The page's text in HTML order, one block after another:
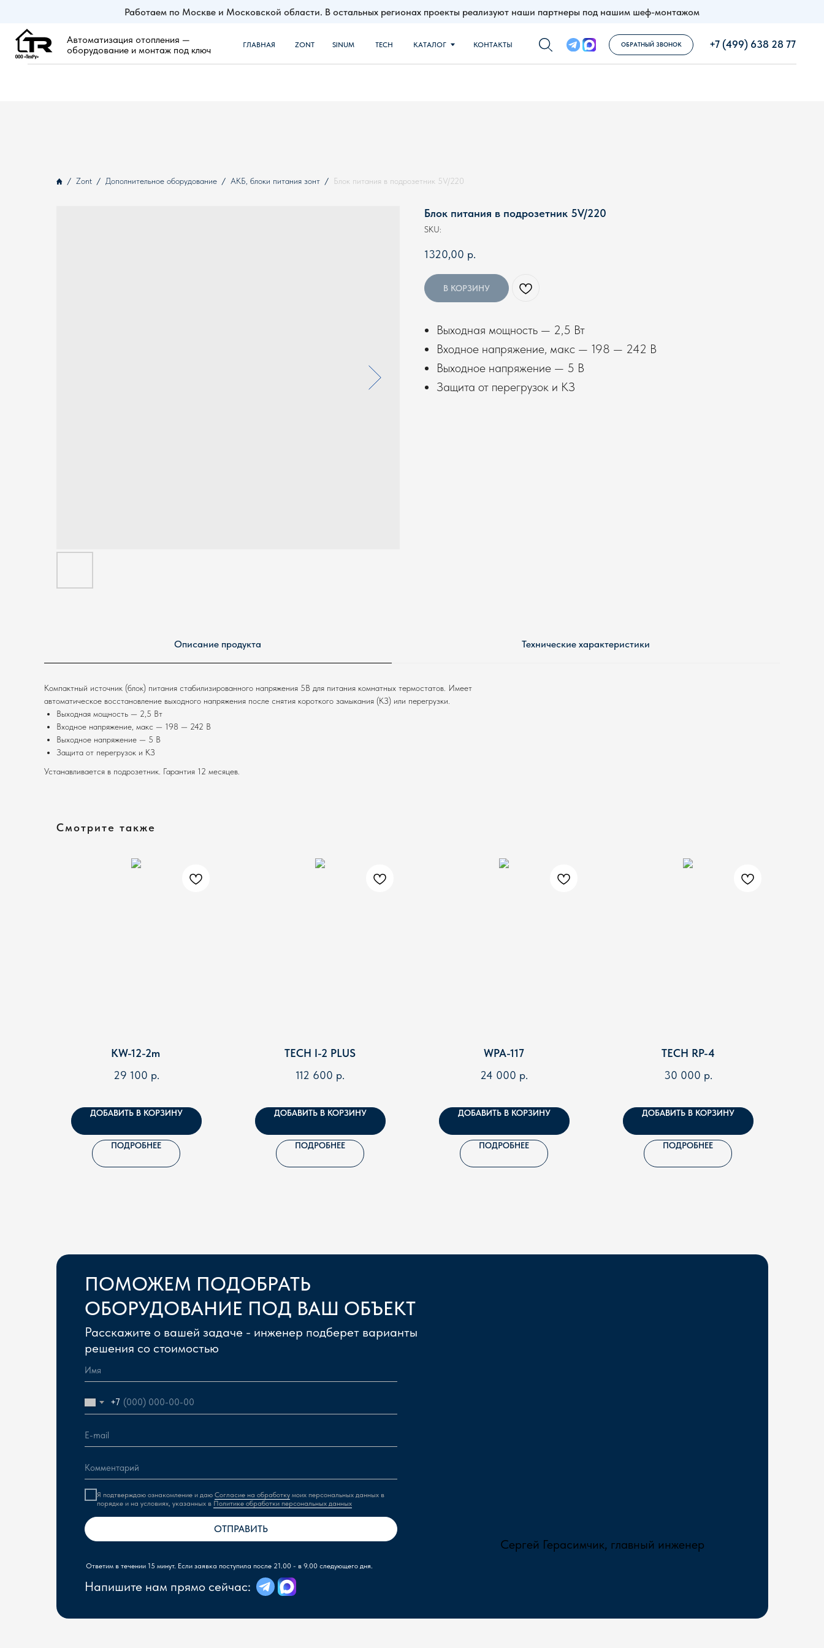
Работаем по Москве и Московской области. В остальных регионах проекты реализуют наши партнеры под нашим шеф-монтажом
info@techpribor.com
ОБРАТНЫЙ ЗВОНОК +7 (499) 638 28 77
Автоматизация отопления —
оборудование и монтаж под ключ
Zont Дополнительное оборудование АКБ, блоки питания зонт Блок питания в подрозетник 5V/220
Блок питания в подрозетник 5V/220
SKU:
1320,00 р.
В КОРЗИНУ
Выходная мощность — 2,5 Вт
Входное напряжение, макс — 198 — 242 В
Выходное напряжение — 5 В
Защита от перегрузок и КЗ
Описание продукта Технические характеристики
Компактный источник (блок) питания стабилизированного напряжения 5В для питания комнатных термостатов. Имеет
автоматическое восстановление выходного напряжения после снятия короткого замыкания (КЗ) или перегрузки.
Выходная мощность — 2,5 Вт
Входное напряжение, макс — 198 — 242 В
Выходное напряжение — 5 В
Защита от перегрузок и КЗ
Устанавливается в подрозетник. Гарантия 12 месяцев.
Смотрите также
KW-12-2m
29 100 р.
ДОБАВИТЬ В КОРЗИНУ
ПОДРОБНЕЕ
TECH I-2 PLUS
112 600 р.
ДОБАВИТЬ В КОРЗИНУ
ПОДРОБНЕЕ
WPA-117
24 000 р.
ДОБАВИТЬ В КОРЗИНУ
ПОДРОБНЕЕ
TECH RP-4
30 000 р.
ДОБАВИТЬ В КОРЗИНУ
ПОДРОБНЕЕ
ПОМОЖЕМ ПОДОБРАТЬ
ОБОРУДОВАНИЕ ПОД ВАШ ОБЪЕКТ
Ответим в течении 15 минут. Если заявка поступила после 21.00 - в 9.00 следующего дня.
Напишите нам прямо сейчас:
Расскажите о вашей задаче - инженер подберет варианты
решения со стоимостью
+7
Я подтверждаю ознакомление и даю Согласие на обработку моих персональных данных в
порядке и на условиях, указанных в Политике обработки персональных данных
ОТПРАВИТЬ
Сергей Герасимчик, главный инженер